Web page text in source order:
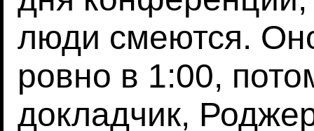
люди смеются.
ровно в 1:00,
докладчик,